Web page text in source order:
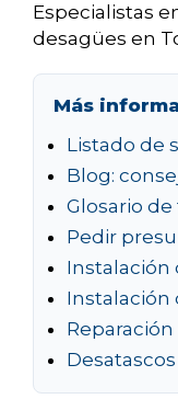
Especialistas
desagües en
Más
Listado de
Blog:
Glosario
Pedir
Instalación
Instalación